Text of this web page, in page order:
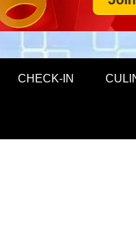
CHECK-IN